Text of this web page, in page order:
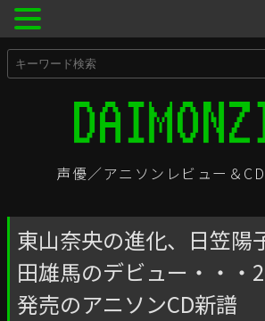
声優／アニソンレビュー＆
東山奈央の進化、日笠陽
田雄馬のデビュー・・・
発売のアニソンCD新譜